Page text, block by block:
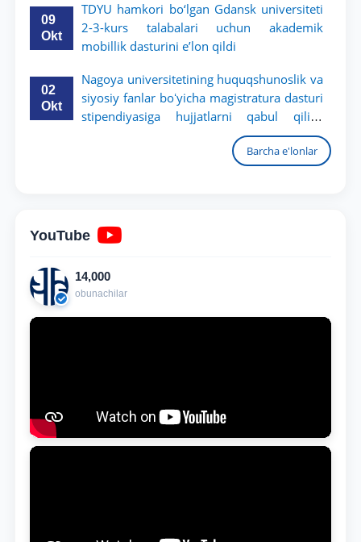
09
Okt
TDYU hamkori bo‘lgan Gdansk universiteti
2-3-kurs talabalari uchun akademik
mobillik dasturini e’lon qildi
02
Okt
Nagoya universitetining huquqshunoslik va
siyosiy fanlar boʻyicha magistratura dasturi
stipendiyasiga hujjatlarni qabul qilish
Barcha e'lonlar
YouTube
14,000
obunachilar